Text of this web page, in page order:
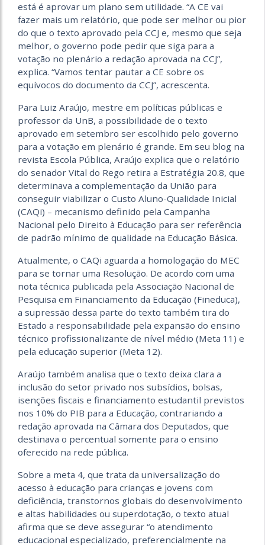
está é aprovar um plano sem utilidade. “A CE vai
fazer mais um relatório, que pode ser melhor ou pior
do que o texto aprovado pela CCJ e, mesmo que seja
melhor, o governo pode pedir que siga para a
votação no plenário a redação aprovada na CCJ”,
explica. “Vamos tentar pautar a CE sobre os
equívocos do documento da CCJ”, acrescenta.
Para Luiz Araújo, mestre em políticas públicas e
professor da UnB, a possibilidade de o texto
aprovado em setembro ser escolhido pelo governo
para a votação em plenário é grande. Em seu blog na
revista Escola Pública, Araújo explica que o relatório
do senador Vital do Rego retira a Estratégia 20.8, que
determinava a complementação da União para
conseguir viabilizar o Custo Aluno-Qualidade Inicial
(CAQi) – mecanismo definido pela Campanha
Nacional pelo Direito à Educação para ser referência
de padrão mínimo de qualidade na Educação Básica.
Atualmente, o CAQi aguarda a homologação do MEC
para se tornar uma Resolução. De acordo com uma
nota técnica publicada pela Associação Nacional de
Pesquisa em Financiamento da Educação (Fineduca),
a supressão dessa parte do texto também tira do
Estado a responsabilidade pela expansão do ensino
técnico profissionalizante de nível médio (Meta 11) e
pela educação superior (Meta 12).
Araújo também analisa que o texto deixa clara a
inclusão do setor privado nos subsídios, bolsas,
isenções fiscais e financiamento estudantil previstos
nos 10% do PIB para a Educação, contrariando a
redação aprovada na Câmara dos Deputados, que
destinava o percentual somente para o ensino
oferecido na rede pública.
Sobre a meta 4, que trata da universalização do
acesso à educação para crianças e jovens com
deficiência, transtornos globais do desenvolvimento
e altas habilidades ou superdotação, o texto atual
afirma que se deve assegurar “o atendimento
educacional especializado, preferencialmente na